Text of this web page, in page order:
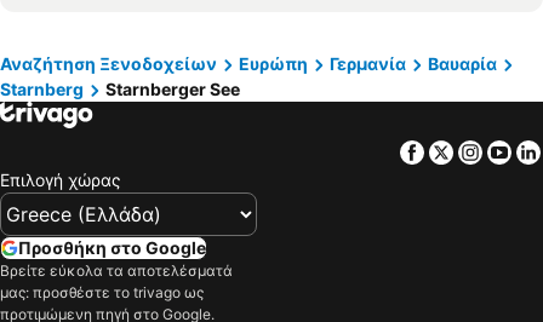
Marktplatz Tübingen
Αεροδρόμιο της Στουτγάρδης
Museum Hallstatt
Dolomites
Καθεδρικός Ναός της Παναγίου του Μονάχου
Μεταλικά Λουτρά Λόυτσε
Altstadt-Lehel
Innsbruck Hauptbahnhof
Skigebiet Sölden
Αναζήτηση Ξενοδοχείων Ευρώπη Γερμανία
Βαυαρία
Starnberg
Starnberger See
Facebook
Twitter
Επιλογή χώρας
Προσθήκη στο Google
Βρείτε εύκολα τα αποτελέσματά
μας: προσθέστε το trivago ως
προτιμώμενη πηγή στο Google.